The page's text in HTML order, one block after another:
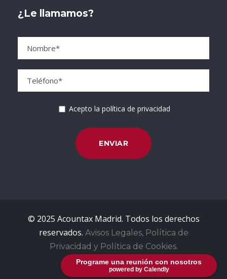
Programe una reunión con nosotros
powered by Calendly
¿Le llamamos?
Acepto la política de privacidad
© 2025 Acountax Madrid. Todos los derechos
reservados. Avisos Legales, Política de
Privacidad y Política de Cookies.